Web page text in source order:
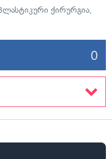
ქირურგია,
0